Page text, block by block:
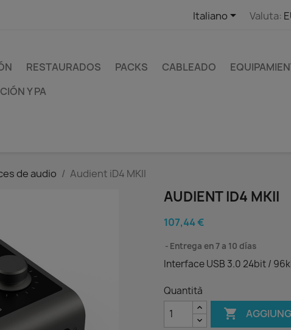
Italiano Valuta:
RESTAURADOS PACKS CABLEADO
Y PA
de audio Audient iD4 MKII
AUDIENT ID4 MKII
107,44 €
Entrega en 7 a 10 días
Interface USB 3.0 24bit /
Quantità
